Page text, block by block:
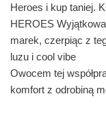
Heroes i kup taniej.
HEROES
marek, czerpiąc z
luzu i cool vibe
Owocem tej
komfort z odrobiną